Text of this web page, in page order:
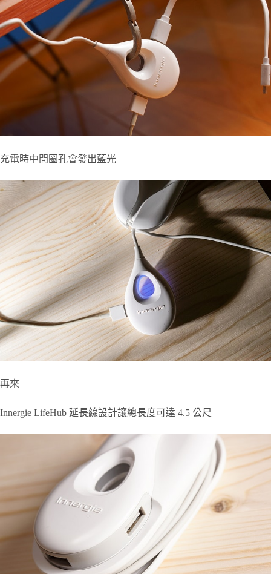
充電時中間圈孔會發出藍光
再來
Innergie LifeHub 延長線設計讓總長度可達 4.5 公尺